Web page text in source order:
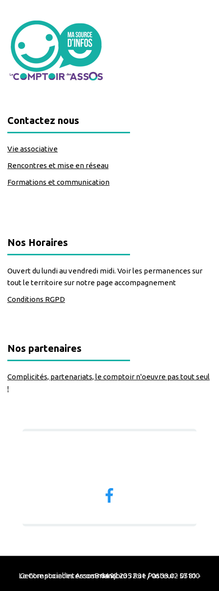
Contactez nous
Vie associative
Rencontres et mise en réseau
Formations et communication
Nos Horaires
Ouvert du lundi au vendredi midi. Voir les permanences sur
tout le territoire sur notre page accompagnement
Conditions RGPD
Nos partenaires
Complicités, partenariats, le comptoir n'oeuvre pas tout seul
!
Le Comptoir des Assos - 04 92 20 32 31 / 06 33 02 57 81 - Centre social Intercommunal - 35 Rue Pasteur - 05100 Briançon